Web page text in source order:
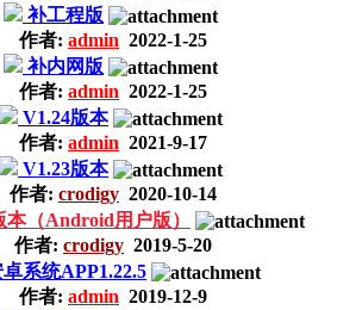
补工程版
作者: admin 2022-1-25
补内网版
作者: admin 2022-1-25
V1.24版本
作者: admin 2021-9-17
V1.23版本
作者: crodigy 2020-10-14
本（Android用户版）
作者: crodigy 2019-5-20
系统APP1.22.5
作者: admin 2019-12-9